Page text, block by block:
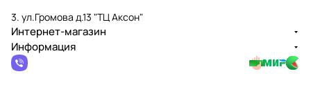
3. ул.Громова д.13 "ТЦ Аксон"
Интернет-магазин
Информация